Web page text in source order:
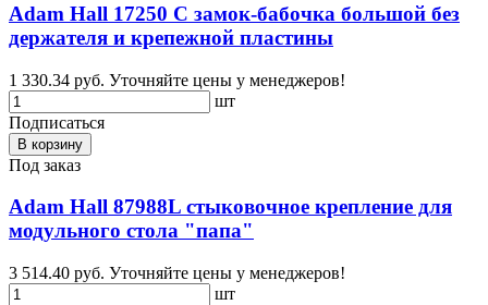
Adam Hall 17250 C замок-бабочка большой без
держателя и крепежной пластины
1 330.34 руб. Уточняйте цены у менеджеров!
шт
Подписаться
В корзину
Под заказ
Adam Hall 87988L стыковочное крепление для
модульного стола "папа"
3 514.40 руб. Уточняйте цены у менеджеров!
шт